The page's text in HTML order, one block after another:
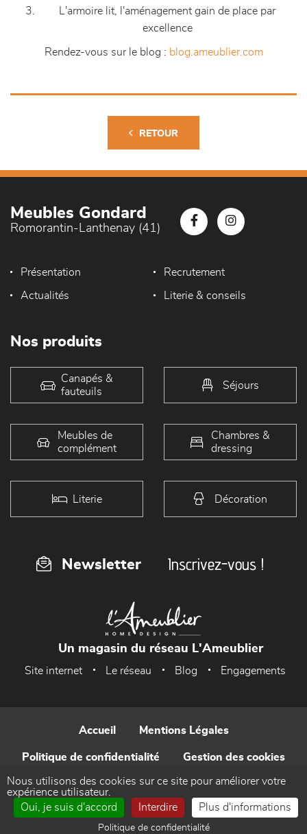
L'armoire lit, l'aménagement gain de place par
excellence
Rendez-vous sur le blog : blog.ameublier.com
RETOUR
Meubles Gondard
Romorantin-Lanthenay (41)
Présentation Recrutement
Actualités Literie & conseils
Nos produits
Canapés &
fauteuils
Séjours
Meubles de
complément
Chambres &
dressing
Literie Décoration
Newsletter Inscrivez-vous !
Un magasin du réseau L'Ameublier
Site internet Le réseau Blog Engagements
Accueil Mentions Légales
Politique de confidentialité Gestion des cookies
Contact
Réalisé par WEB Enseignes
Nous utilisons des cookies sur ce site pour améliorer votre
expérience utilisateur.
Oui, je suis d'accord
Interdire Plus d'informations
Politique de confidentialité